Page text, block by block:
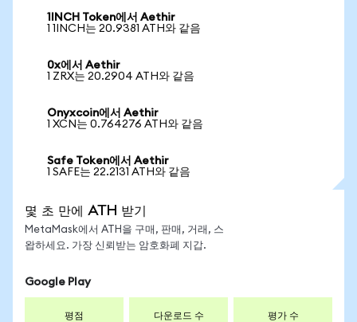
1INCH Token에서 Aethir
1 1INCH는 20.9381 ATH와 같음
0x에서 Aethir
1 ZRX는 20.2904 ATH와 같음
Onyxcoin에서 Aethir
1 XCN는 0.764276 ATH와 같음
Safe Token에서 Aethir
1 SAFE는 22.2131 ATH와 같음
몇 초 만에 ATH 받기
MetaMask에서 ATH을 구매, 판매, 거래, 스
왑하세요. 가장 신뢰받는 암호화폐 지갑.
Google Play
평점 다운로드 수 평가 수